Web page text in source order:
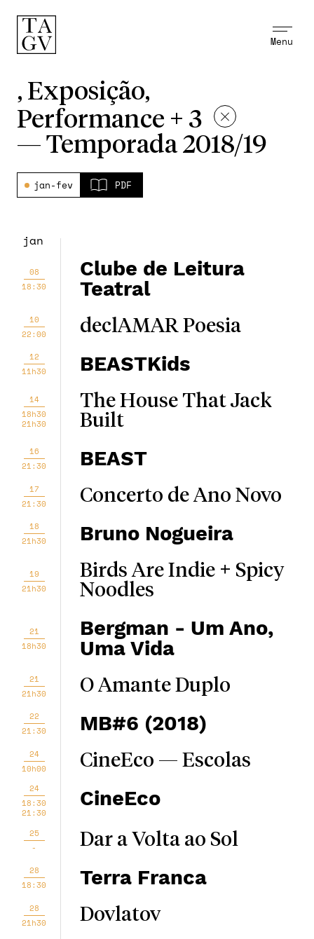
Menu
, Exposição,
Performance + 3
— Temporada 2018/19
jan-fev PDF
jan
08
18:30
Clube de Leitura
Teatral
10
22:00
declAMAR Poesia
12
11h30
BEASTKids
14
18h30
21h30
The House That Jack
Built
16
21:30
BEAST
17
21:30
Concerto de Ano Novo
18
21h30
Bruno Nogueira
19
21h30
Birds Are Indie + Spicy
Noodles
21
18h30
Bergman - Um Ano,
Uma Vida
21
21h30
O Amante Duplo
22
21:30
MB#6 (2018)
24
10h00
CineEco — Escolas
24
18:30
21:30
CineEco
25
-
Dar a Volta ao Sol
28
18:30
Terra Franca
28
21h30
Dovlatov